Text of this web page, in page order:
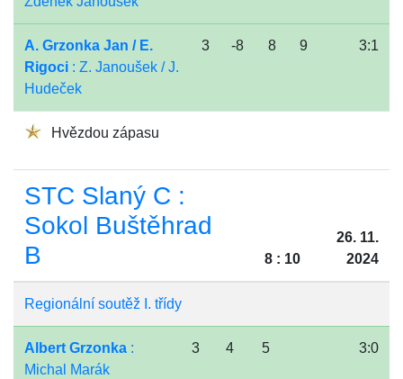
A. Grzonka Jan / E.
Rigoci : Z. Janoušek / J.
Hudeček
3 -8 8 9 3:1
Hvězdou zápasu
STC Slaný C :
Sokol Buštěhrad
B
8 : 10
26. 11.
2024
Regionální soutěž I. třídy
Albert Grzonka :
Michal Marák
3 4 5 3:0